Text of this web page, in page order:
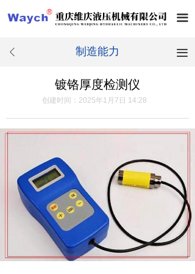
끀
镀铬厚度检测仪
创建时间： 2025年1月7日 14:28
ꄴ 制造能力 끀